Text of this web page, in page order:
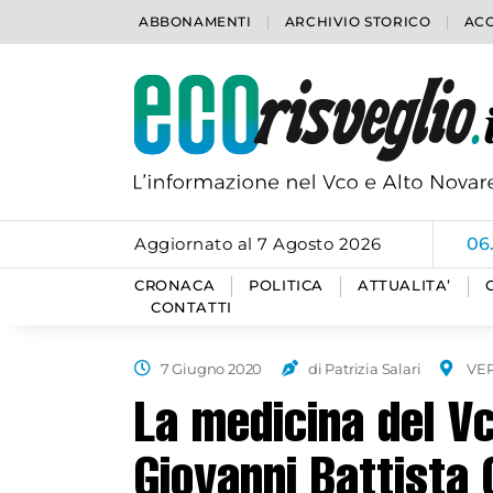
ABBONAMENTI ARCHIVIO STORICO
Aggiornato al 7 Agosto 2026
CRONACA POLITICA ATTUALITA’
CONTATTI
7 Giugno 2020 di Patrizia Salari
La medicina del